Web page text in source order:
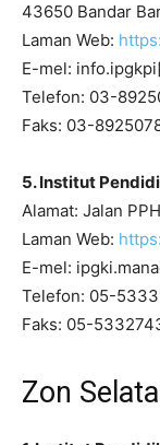
43650 Bandar
Laman Web:
E-mel:
Telefon: 03-
Faks: 03-
5. Institut
Alamat: Jalan
Laman Web:
E-mel:
Telefon: 05-
Faks: 05-
Zon